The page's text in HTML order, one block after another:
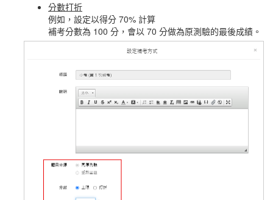
分數打折
例如，設定以得分 70% 計算
補考分數為 100 分，會以 70 分做為原測驗的最後成績。